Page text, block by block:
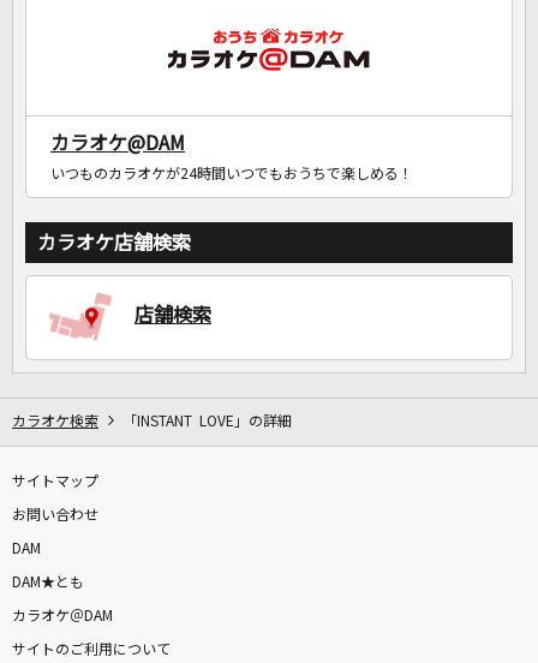
カラオケ@DAM
いつものカラオケが24時間いつでもおうちで楽しめる！
カラオケ店舗検索
店舗検索
カラオケ検索 「INSTANT LOVE」の詳細
サイトマップ
お問い合わせ
DAM
DAM★とも
カラオケ＠DAM
サイトのご利用について